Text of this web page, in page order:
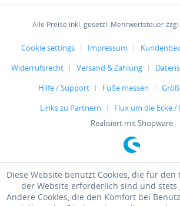
Alle Preise inkl. gesetzl. Mehrwertsteuer zzgl.
Cookie settings Impressum
Widerrufsrecht
Versand & Zahlung
Hilfe / Support
Füße messen
Links zu Partnern
Flux um die Ecke /
Realisiert mit Shopware
Diese Website benutzt Cookies, die für
der Website erforderlich sind und stets
Andere Cookies, die den Komfort bei